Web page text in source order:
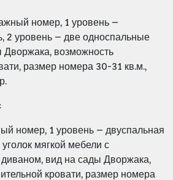
номер, 1 уровень –
2 уровень – две односпальные
Дворжака, возможность
размер номера 30-31 кв.м.,
номер, 1 уровень – двуспальная
мягкой мебели с
вид на сады Дворжака,
кровати, размер номера